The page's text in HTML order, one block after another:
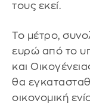
τους εκεί.
Το μέτρο,
ευρώ από το
και
θα
οικονομική